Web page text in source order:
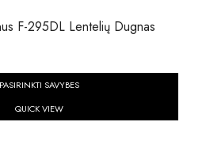
F-295DL Lentelių Dugnas
PASIRINKTI SAVYBES
QUICK VIEW